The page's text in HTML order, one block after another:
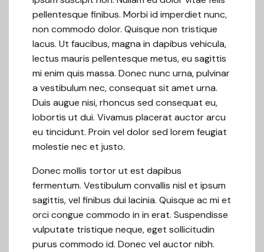
pellentesque finibus. Morbi id imperdiet nunc,
non commodo dolor. Quisque non tristique
lacus. Ut faucibus, magna in dapibus vehicula,
lectus mauris pellentesque metus, eu sagittis
mi enim quis massa. Donec nunc urna, pulvinar
a vestibulum nec, consequat sit amet urna.
Duis augue nisi, rhoncus sed consequat eu,
lobortis ut dui. Vivamus placerat auctor arcu
eu tincidunt. Proin vel dolor sed lorem feugiat
molestie nec et justo.
Donec mollis tortor ut est dapibus
fermentum. Vestibulum convallis nisl et ipsum
sagittis, vel finibus dui lacinia. Quisque ac mi et
orci congue commodo in in erat. Suspendisse
vulputate tristique neque, eget sollicitudin
purus commodo id. Donec vel auctor nibh.